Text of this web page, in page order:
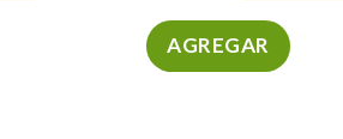
AGREGAR